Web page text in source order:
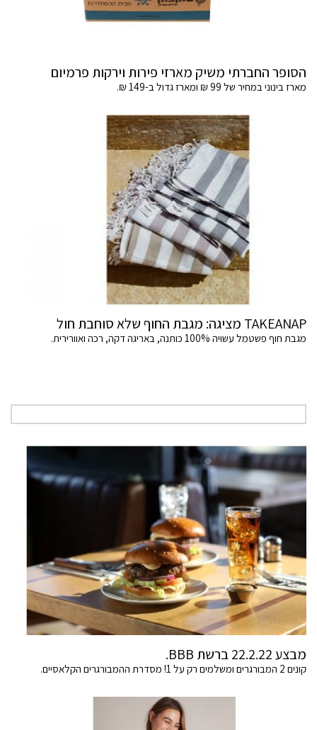
הסופר החברתי משיק מארזי פירות וירקות פרמיום
מארז בינוני במחיר של 99 ₪ ומארז גדול ב-149 ₪.
TAKEANAP מציגה: מגבת החוף שלא סוחבת חול
מגבת חוף פשטמל עשויה 100% כותנה, באריגה דקה, רכה ואוורירית.
מבצע 22.2.22 ברשת BBB.
קונים 2 המבורגרים ומשלמים רק על 1! מסדרת ההמבורגרים הקלאסיים.